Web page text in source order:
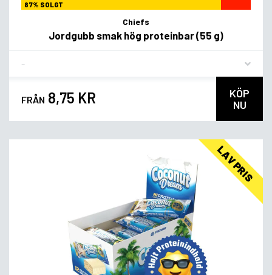
87% SOLGT
Chiefs
Jordgubb smak hög proteinbar (55 g)
FRÅN 8,75 KR
KÖP
NU
LAV PRIS